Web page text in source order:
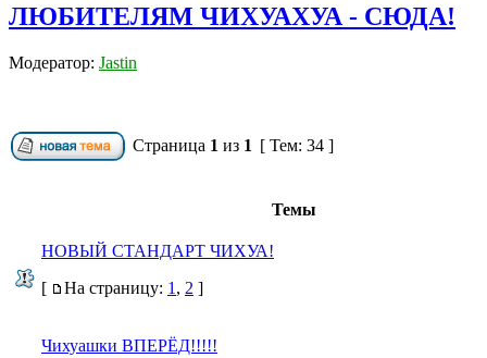
ЛЮБИТЕЛЯМ ЧИХУАХУА - СЮДА!
Модератор: Jastin
Страница 1 из 1 [ Тем: 34 ]
Темы
НОВЫЙ СТАНДАРТ ЧИХУА!
[
На страницу: 1 , 2 ]
Чихуашки ВПЕРЁД!!!!!